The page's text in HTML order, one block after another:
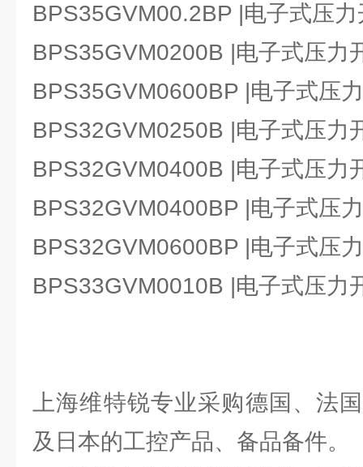
BPS35GVM00.2BP |电子式压力
BPS35GVM0200B |电子式压力
BPS35GVM0600BP |电子式压
BPS32GVM0250B |电子式压力
BPS32GVM0400B |电子式压力
BPS32GVM0400BP |电子式压
BPS32GVM0600BP |电子式压
BPS33GVM0010B |电子式压力
上海维特锐专业采购德国、法
及日本的工控产品、备品备件。